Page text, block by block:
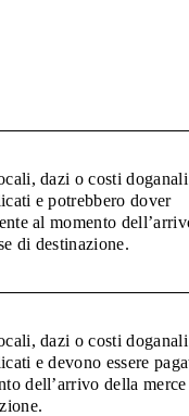
dazi o costi doganali
e potrebbero dover
al momento
di destinazione.
dazi o costi doganali
e devono essere
dell’arrivo della merce